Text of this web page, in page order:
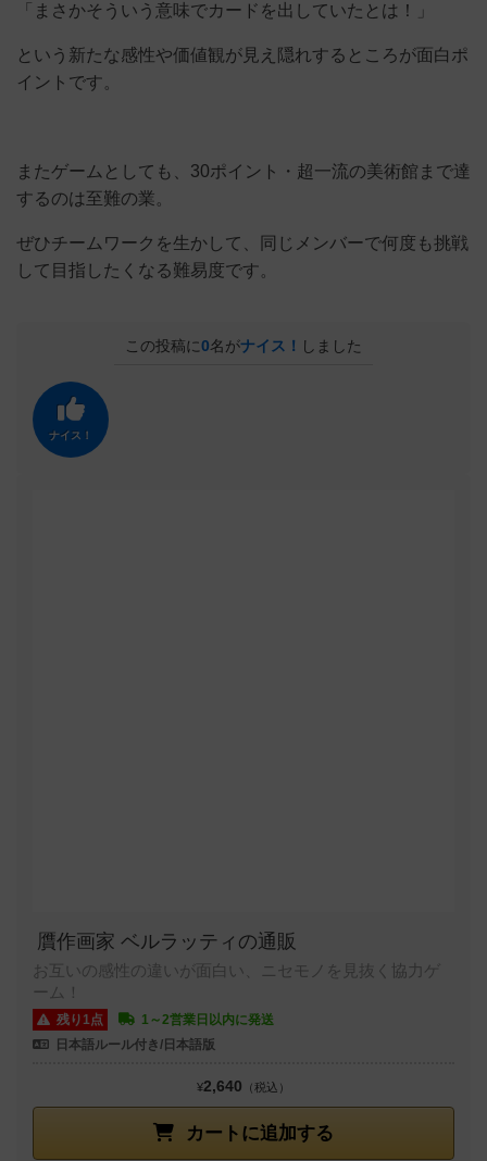
「まさかそういう意味でカードを出していたとは！」
という新たな感性や価値観が見え隠れするところが面白ポ
イントです。
またゲームとしても、30ポイント・超一流の美術館まで達
するのは至難の業。
ぜひチームワークを生かして、同じメンバーで何度も挑戦
して目指したくなる難易度です。
この投稿に0名がナイス！ しました
ナイス！
贋作画家 ベルラッティの通販
お互いの感性の違いが面白い、ニセモノを見抜く協力ゲ
ーム！
残り1点
1～2営業日以内に発送
日本語ルール付き/日本語版
カートに追加する
¥2,640 （税込）